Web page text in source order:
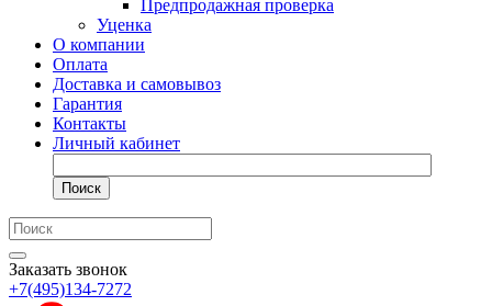
Предпродажная проверка
Уценка
О компании
Оплата
Доставка и самовывоз
Гарантия
Контакты
Личный кабинет
Поиск
Заказать звонок
+7(495)134-7272